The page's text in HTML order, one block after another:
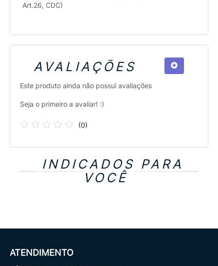
Art.26, CDC)
AVALIAÇÕES
Este produto ainda não possui avaliações
Seja o primeiro a avaliar! :)
(0)
INDICADOS PARA
VOCÊ
ATENDIMENTO